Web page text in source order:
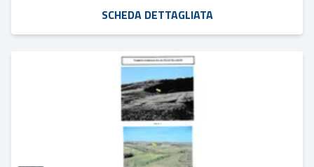
SCHEDA DETTAGLIATA